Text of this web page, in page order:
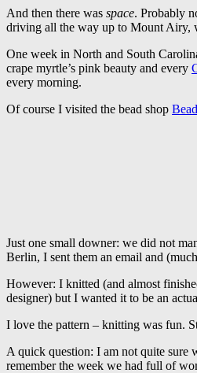
And then there was space. Probably
driving all the way up to Mount Airy,
One week in North and South
crape myrtle’s pink beauty and every
every morning.
Of course I visited the bead shop
Just one small downer: we did not
Berlin, I sent them an email and
However: I knitted (and almost
designer) but I wanted it to be an
I love the pattern – knitting was fun.
A quick question: I am not quite sure
remember the week we had full of